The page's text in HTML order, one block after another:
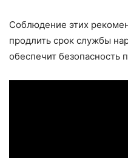
Соблюдение этих
продлить срок службы
обеспечит безопасность